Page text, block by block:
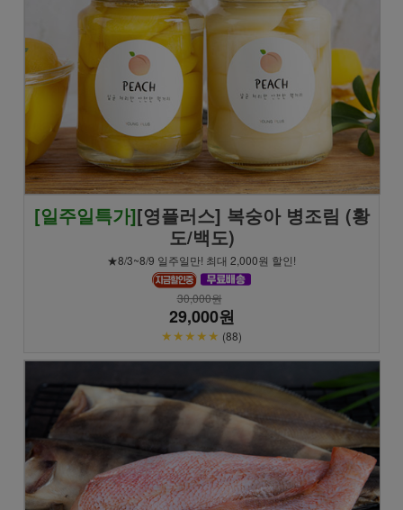
[일주일특가][영플러스] 복숭아 병조림 (황
도/백도)
★8/3~8/9 일주일만! 최대 2,000원 할인!
30,000원
29,000원
★★★★★ (88)